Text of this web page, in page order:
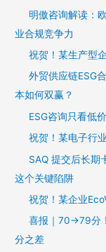
明傲咨询解读：
业合规竞争力
祝贺！某生产型
外贸供应链ESG
本如何双赢？
ESG咨询只看低
祝贺！某电子行
SAQ 提交后长期
这个关键陷阱
祝贺！某企业
喜报｜70→79分
分之差